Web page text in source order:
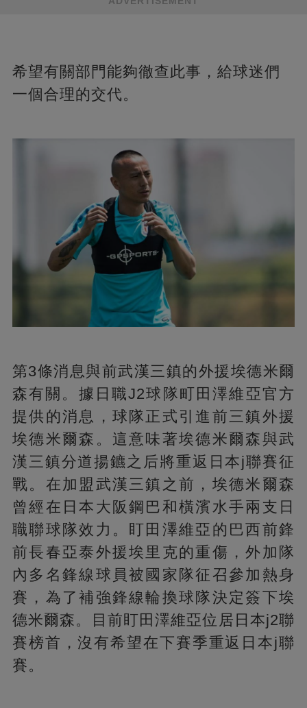
希望有關部門能夠徹查此事，給球迷們
一個合理的交代。
第3條消息與前武漢三鎮的外援埃德米爾
森有關。據日職J2球隊町田澤維亞官方
提供的消息，球隊正式引進前三鎮外援
埃德米爾森。這意味著埃德米爾森與武
漢三鎮分道揚鑣之后將重返日本j聯賽征
戰。在加盟武漢三鎮之前，埃德米爾森
曾經在日本大阪鋼巴和橫濱水手兩支日
職聯球隊效力。盯田澤維亞的巴西前鋒
前長春亞泰外援埃里克的重傷，外加隊
內多名鋒線球員被國家隊征召參加熱身
賽，為了補強鋒線輪換球隊決定簽下埃
德米爾森。目前盯田澤維亞位居日本j2聯
賽榜首，沒有希望在下賽季重返日本j聯
賽。